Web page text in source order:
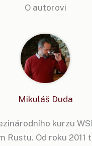
O autorovi
Mikuláš Duda
kurzu
Rustu. Od roku 2011